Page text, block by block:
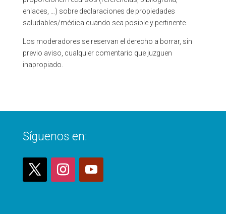
enlaces, …) sobre declaraciones de propiedades
saludables/médica cuando sea posible y pertinente.
Los moderadores se reservan el derecho a borrar, sin
previo aviso, cualquier comentario que juzguen
inapropiado.
Síguenos en: